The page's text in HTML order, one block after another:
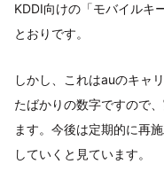
KDDI向けの「モバイルキ
とおりです。
しかし、これはauのキャ
たばかりの数字ですので
ます。今後は定期的に再
していくと見ています。